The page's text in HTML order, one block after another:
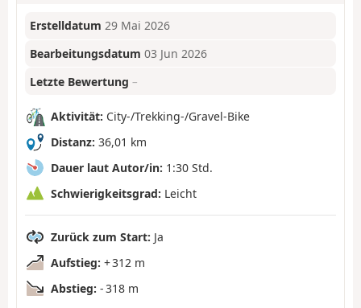
Erstelldatum 29 Mai 2026
Bearbeitungsdatum 03 Jun 2026
Letzte Bewertung –
Aktivität: City-/Trekking-/Gravel-Bike
Distanz: 36,01 km
Dauer laut Autor/in: 1:30 Std.
Schwierigkeitsgrad: Leicht
Zurück zum Start: Ja
Aufstieg: + 312 m
Abstieg: - 318 m